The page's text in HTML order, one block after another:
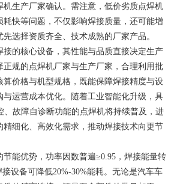
机生产厂家确认。需注意，低价劣质点焊机
耗快等问题，不仅影响焊接质量，还可能增
选择资质齐全、技术成熟的厂家产品。
接的核心设备，其性能与品质直接决定生产
正规的点焊机厂家与生产厂家，合理利用批
算价格与机型规格，既能保障焊接精度与设
与运营成本优化。随着工业智能化升级，具
、故障自诊断功能的点焊机将持续普及，进
精细化、高效化需求，推动焊接技术向更节
能优势，功率因数普遍≥0.95，焊接能量转
设备可降低20%-30%能耗。无论是汽车车